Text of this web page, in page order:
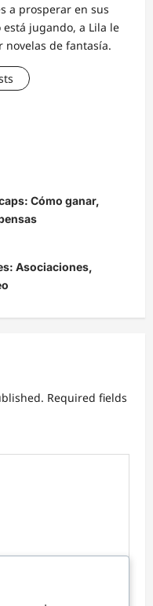
a prosperar en sus
jugando, a Lila le
novelas de fantasía.
Cómo ganar,
Asociaciones,
Required fields